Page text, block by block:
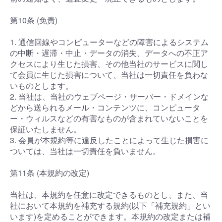
第10条 (免責)
1. 通信回線やコンピューターなどの障害によるシステム
の中断・遅滞・中止・データの消失、データへの不正ア
クセスにより生じた損害、その他当社のサービスに関し
て会員に生じた損害について、当社は一切責任を負わな
いものとします。
2. 当社は、当社のウェブページ・サーバー・ドメインな
どから送られるメール・コンテンツに、コンピュータ
ー・ウィルスなどの有害なものが含まれていないことを
保証いたしません。
3. 会員が本規約等に違反したことによって生じた損害に
ついては、当社は一切責任を負いません。
第11条 (本規約の改定)
当社は、本規約を任意に改定できるものとし、また、当
社において本規約を補充する規約(以下「補充規約」とい
います)を定めることができます。本規約の改定または補